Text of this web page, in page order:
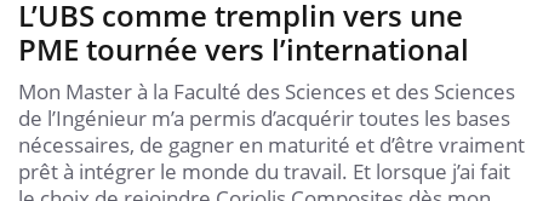
L’UBS comme tremplin vers une
PME tournée vers l’international
Mon Master à la Faculté des Sciences et des Sciences
de l’Ingénieur m’a permis d’acquérir toutes les bases
nécessaires, de gagner en maturité et d’être vraiment
prêt à intégrer le monde du travail. Et lorsque j’ai fait